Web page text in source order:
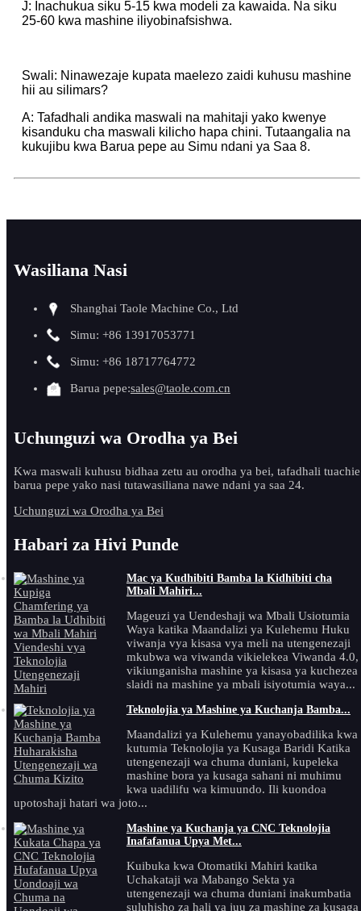
J: Inachukua siku 5-15 kwa modeli za kawaida. Na siku
25-60 kwa mashine iliyobinafsishwa.
Swali: Ninawezaje kupata maelezo zaidi kuhusu mashine
hii au silimars?
A: Tafadhali andika maswali na mahitaji yako kwenye
kisanduku cha maswali kilicho hapa chini. Tutaangalia na
kukujibu kwa Barua pepe au Simu ndani ya Saa 8.
Wasiliana Nasi
Shanghai Taole Machine Co., Ltd
Simu: +86 13917053771
Simu: +86 18717764772
Barua pepe:sales@taole.com.cn
Uchunguzi wa Orodha ya Bei
Kwa maswali kuhusu bidhaa zetu au orodha ya bei, tafadhali tuachie
barua pepe yako nasi tutawasiliana nawe ndani ya saa 24.
Uchunguzi wa Orodha ya Bei
Habari za Hivi Punde
Mac ya Kudhibiti Bamba la Kidhibiti cha
Mbali Mahiri...
Mageuzi ya Uendeshaji wa Mbali Usiotumia
Waya katika Maandalizi ya Kulehemu Huku
viwanja vya kisasa vya meli na utengenezaji
mkubwa wa viwanda vikielekea Viwanda 4.0,
vikiunganisha mashine ya kisasa ya kuchezea
slaidi na mashine ya mbali isiyotumia waya...
Teknolojia ya Mashine ya Kuchanja Bamba...
Maandalizi ya Kulehemu yanayobadilika kwa
kutumia Teknolojia ya Kusaga Baridi Katika
utengenezaji wa chuma duniani, kupeleka
mashine bora ya kusaga sahani ni muhimu
kwa uadilifu wa kimuundo. Ili kuondoa
upotoshaji hatari wa joto...
Mashine ya Kuchanja ya CNC Teknolojia
Inafafanua Upya Met...
Kuibuka kwa Otomatiki Mahiri katika
Uchakataji wa Mabango Sekta ya
utengenezaji wa chuma duniani inakumbatia
suluhisho za hali ya juu za mashine za kusaga